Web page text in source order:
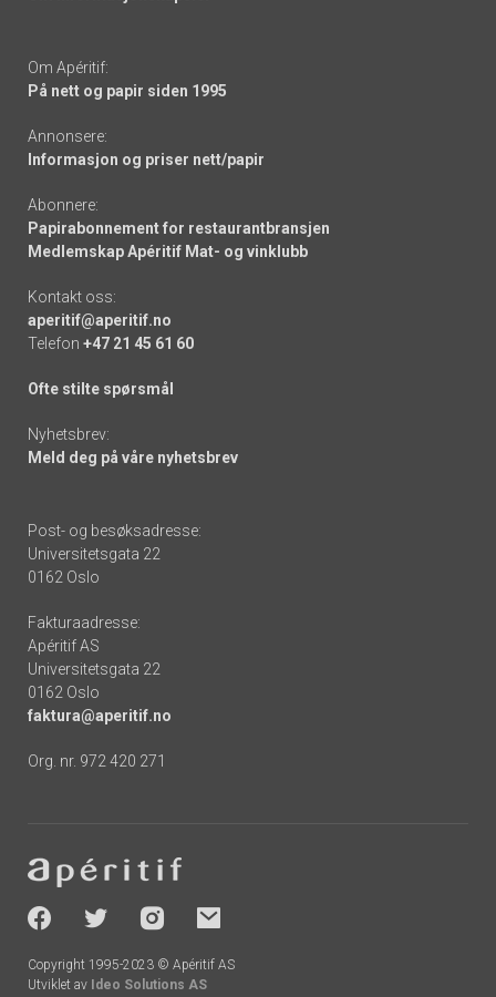
Om Apéritif:
På nett og papir siden 1995
Annonsere:
Informasjon og priser nett/papir
Abonnere:
Papirabonnement for restaurantbransjen
Medlemskap Apéritif Mat- og vinklubb
Kontakt oss:
aperitif@aperitif.no
Telefon +47 21 45 61 60
Ofte stilte spørsmål
Nyhetsbrev:
Meld deg på våre nyhetsbrev
Post- og besøksadresse:
Universitetsgata 22
0162 Oslo
Fakturaadresse:
Apéritif AS
Universitetsgata 22
0162 Oslo
faktura@aperitif.no
Org. nr. 972 420 271
-
socials
Copyright 1995-2023 © Apéritif AS
Utviklet av Ideo Solutions AS